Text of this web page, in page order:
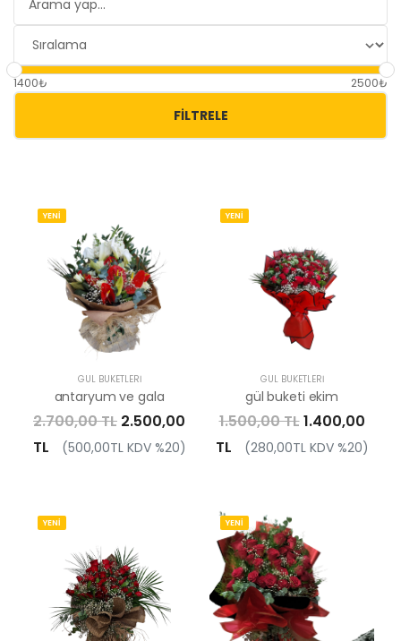
1400₺ 2500₺
FILTRELE
YENİ
GÜL BUKETLERI
antaryum ve gala
2.700,00 TL 2.500,00
TL
(500,00TL KDV %20)
YENİ
GÜL BUKETLERI
gül buketi ekim
1.500,00 TL1.400,00
TL
(280,00TL KDV %20)
YENİ YENİ